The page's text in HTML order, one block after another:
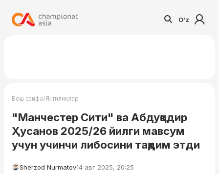
O'z
Бош саҳифа/Янгиликлар
"Манчестер Сити" ва Абдуқодир
Ҳусанов 2025/26 йилги мавсум
учун учинчи либосини тақдим этди
Sherzod Nurmatov14 авг 2025, 20:25